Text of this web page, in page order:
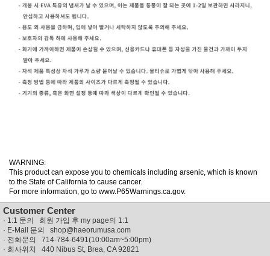
WARNING:
This product can expose you to chemicals including arsenic, which is known
to the State of California to cause cancer.
For more information, go to www.P65Warnings.ca.gov.
Customer Center
· 1:1 문의 회원 가입 후 my page의 1:1
· E-Mail 문의 shop@haeorumusa.com
· 전화문의 714-784-6491(10:00am~5:00pm)
· 회사위치 440 Nibus St, Brea, CA 92821